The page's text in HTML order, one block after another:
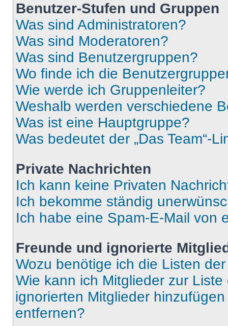
Benutzer-Stufen und Gruppen
Was sind Administratoren?
Was sind Moderatoren?
Was sind Benutzergruppen?
Wo finde ich die
Wie werde ich Gruppenleiter?
Weshalb werden verschiedene
Was ist eine Hauptgruppe?
Was bedeutet der „Das Team“-
Private Nachrichten
Ich kann keine Privaten
Ich bekomme ständig
Ich habe eine Spam-E-Mail von
Freunde und ignorierte
Wozu benötige ich die Listen
Wie kann ich Mitglieder zur
ignorierten Mitglieder
entfernen?